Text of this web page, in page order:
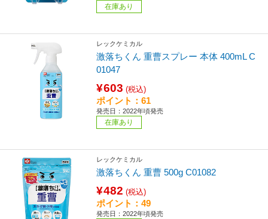
在庫あり
レックケミカル
激落ちくん 重曹スプレー 本体 400mL C
01047
¥603 (税込)
ポイント：61
発売日：2022年頃発売
在庫あり
レックケミカル
激落ちくん 重曹 500g C01082
¥482 (税込)
ポイント：49
発売日：2022年頃発売